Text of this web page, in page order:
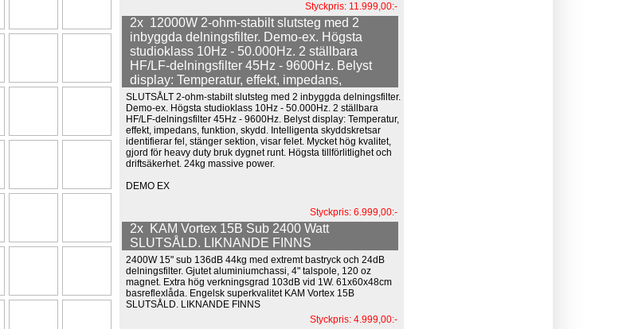
Styckpris: 11.999,00:-
2x 12000W 2-ohm-stabilt slutsteg med 2
inbyggda delningsfilter. Demo-ex. Högsta
studioklass 10Hz - 50.000Hz. 2 ställbara
HF/LF-delningsfilter 45Hz - 9600Hz. Belyst
display: Temperatur, effekt, impedans,
SLUTSÅLT 2-ohm-stabilt slutsteg med 2 inbyggda delningsfilter.
Demo-ex. Högsta studioklass 10Hz - 50.000Hz. 2 ställbara
HF/LF-delningsfilter 45Hz - 9600Hz. Belyst display: Temperatur,
effekt, impedans, funktion, skydd. Intelligenta skyddskretsar
identifierar fel, stänger sektion, visar felet. Mycket hög kvalitet,
gjord för heavy duty bruk dygnet runt. Högsta tillförlitlighet och
driftsäkerhet. 24kg massive power.
DEMO EX
Styckpris: 6.999,00:-
2x KAM Vortex 15B Sub 2400 Watt
SLUTSÅLD. LIKNANDE FINNS
2400W 15" sub 136dB 44kg med extremt bastryck och 24dB
delningsfilter. Gjutet aluminiumchassi, 4" talspole, 120 oz
magnet. Extra hög verkningsgrad 103dB vid 1W. 61x60x48cm
basreflexlåda. Engelsk superkvalitet KAM Vortex 15B
SLUTSÅLD. LIKNANDE FINNS
Styckpris: 4.999,00:-